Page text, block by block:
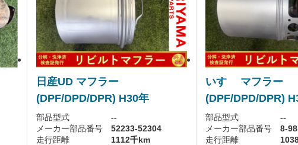
日産UD マフラー
(DPF/DPD/DPR) H30年
部品型式
--
メーカー部品番号
52233-52304
走行距離
1112千km
いすゞ マフラー
(DPF/DPD/DPR)
部品型式
--
メーカー部品番号
8-
走行距離